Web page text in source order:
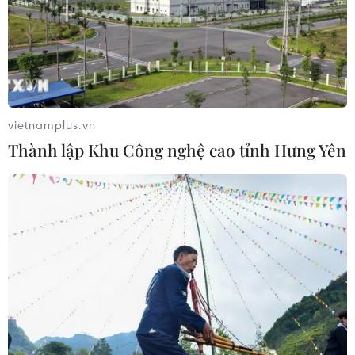
Nhật Bản: Nội các thông qua chính
sách giảm thuế tiêu thụ thực phẩm
xuống 1%
05/08/2026 15:30
Việt Nam-Ấn Độ thúc đẩy hiện thực
hóa Đối tác Chiến lược Toàn diện
05/08/2026 13:30
Hơn 100 người thiệt mạng trong mùa
mưa khốc liệt ở Ấn Độ
05/08/2026 09:39
vietnamplus.vn
Thành lập Khu Công nghệ cao tỉnh Hưng Yên